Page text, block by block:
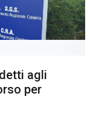
agli
per